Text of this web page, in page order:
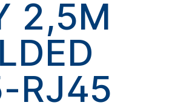
2,5M
RJ45